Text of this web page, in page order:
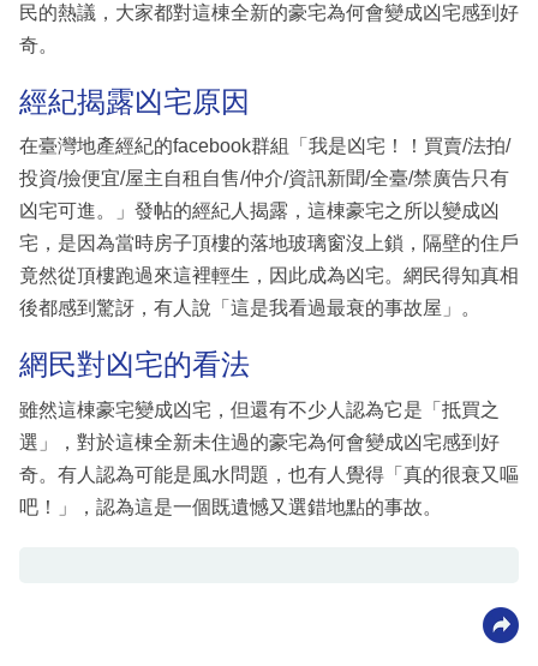
民的熱議，大家都對這棟全新的豪宅為何會變成凶宅感到好
奇。
經紀揭露凶宅原因
在臺灣地產經紀的facebook群組「我是凶宅！！買賣/法拍/
投資/撿便宜/屋主自租自售/仲介/資訊新聞/全臺/禁廣告只有
凶宅可進。」發帖的經紀人揭露，這棟豪宅之所以變成凶
宅，是因為當時房子頂樓的落地玻璃窗沒上鎖，隔壁的住戶
竟然從頂樓跑過來這裡輕生，因此成為凶宅。網民得知真相
後都感到驚訝，有人說「這是我看過最衰的事故屋」。
網民對凶宅的看法
雖然這棟豪宅變成凶宅，但還有不少人認為它是「抵買之
選」，對於這棟全新未住過的豪宅為何會變成凶宅感到好
奇。有人認為可能是風水問題，也有人覺得「真的很衰又嘔
吧！」，認為這是一個既遺憾又選錯地點的事故。